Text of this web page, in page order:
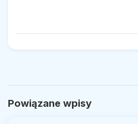
Powiązane wpisy